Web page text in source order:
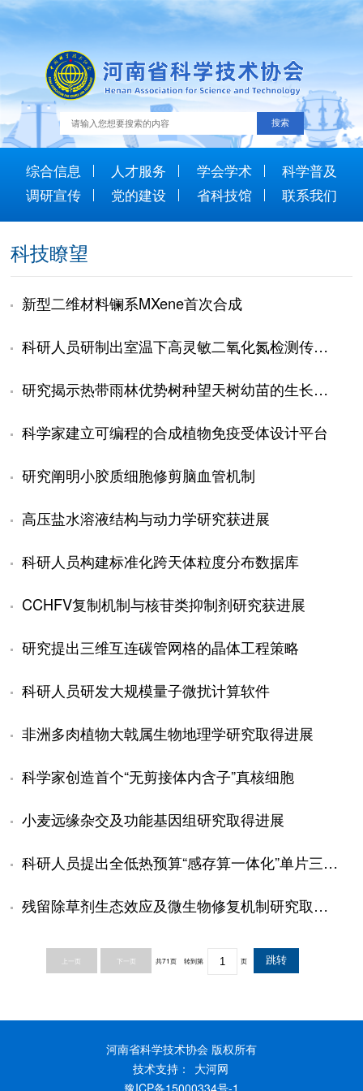
综合信息 人才服务 学会学术
科学普及
调研宣传
党的建设 省科技馆 联系我们
科技瞭望
新型二维材料镧系MXene首次合成
科研人员研制出室温下高灵敏二氧化氮检测传感器
研究揭示热带雨林优势树种望天树幼苗的生长机制
科学家建立可编程的合成植物免疫受体设计平台
研究阐明小胶质细胞修剪脑血管机制
高压盐水溶液结构与动力学研究获进展
科研人员构建标准化跨天体粒度分布数据库
CCHFV复制机制与核苷类抑制剂研究获进展
研究提出三维互连碳管网格的晶体工程策略
科研人员研发大规模量子微扰计算软件
非洲多肉植物大戟属生物地理学研究取得进展
科学家创造首个“无剪接体内含子”真核细胞
小麦远缘杂交及功能基因组研究取得进展
科研人员提出全低热预算“感存算一体化”单片三维集成原型芯片架构
残留除草剂生态效应及微生物修复机制研究取得进展
上一页 下一页 共71页 转到第 页
河南省科学技术协会 版权所有
技术支持：
大河网
豫ICP备15000334号-1